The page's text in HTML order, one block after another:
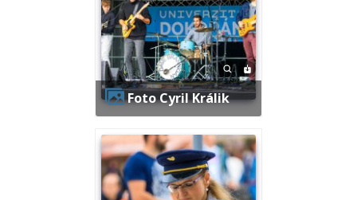
Foto Cyril Králik